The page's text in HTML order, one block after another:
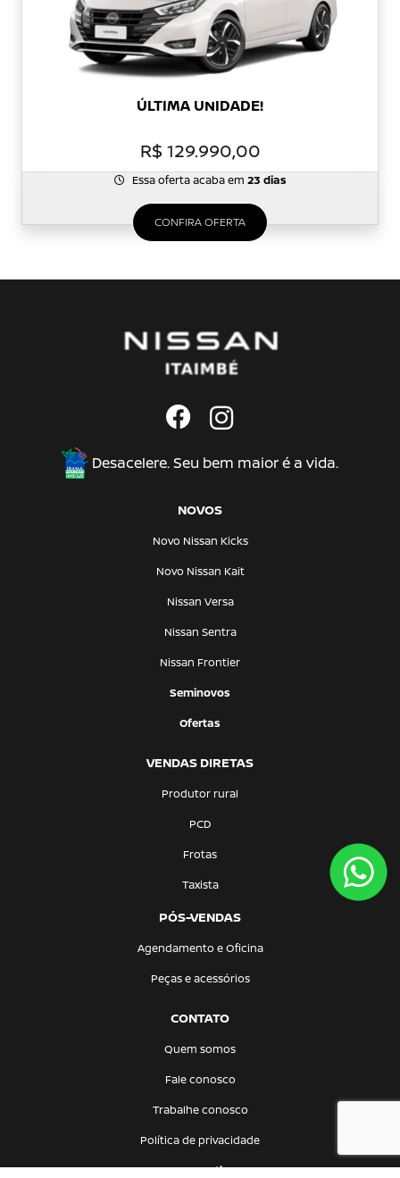
ÚLTIMA UNIDADE!
R$ 129.990,00
Essa oferta acaba em 23 dias
CONFIRA OFERTA
Desacelere. Seu bem maior é a vida.
NOVOS
Novo Nissan Kicks
Novo Nissan Kait
Nissan Versa
Nissan Sentra
Nissan Frontier
Seminovos
Ofertas
VENDAS DIRETAS
Produtor rural
PCD
Frotas
Taxista
PÓS-VENDAS
Agendamento e Oficina
Peças e acessórios
CONTATO
Quem somos
Fale conosco
Trabalhe conosco
Política de privacidade
Comparativo